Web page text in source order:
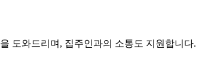
도와드리며, 집주인과의 소통도 지원합니다.